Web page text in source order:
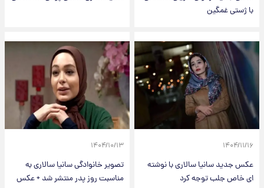
با ژستی غمگین
۱۴۰۴/۱۱/۱۶
عکس جدید سانیا سالاری با نوشته
ای خاص جلب توجه کرد
۱۴۰۴/۱۰/۱۳
تصویر خانوادگی سانیا سالاری به
مناسبت روز پدر منتشر شد + عکس